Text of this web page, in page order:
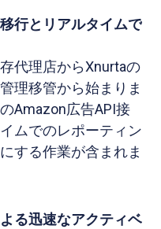
行とリアルタイムで
代理店からXnurtaの
理移管から始まりま
Amazon広告API接
ムでのレポーティン
する作業が含まれま
る迅速なアクティベ